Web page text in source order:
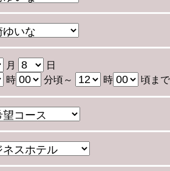
月
日
時
分頃～ 時 頃ま